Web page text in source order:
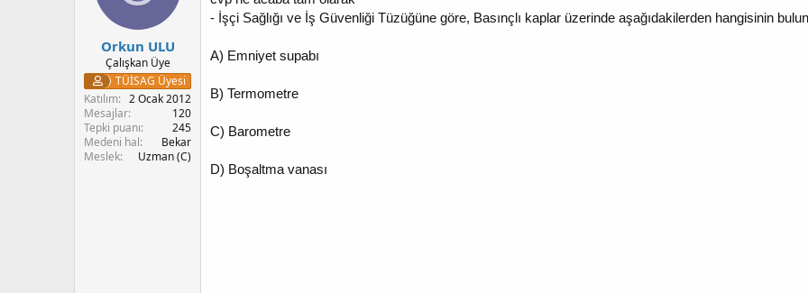
r
:
Orkun ULU
Çalışkan Üye
TÜİSAG Üyesi
Katılım
2 Ocak 2012
Mesajlar
120
Tepki puanı
245
Medeni hal
Bekar
Meslek
Uzman (C)
- İşçi Sağlığı ve İş Güvenliği Tüzüğüne göre, Basınçlı kaplar üzerinde aşağıdakilerden hangisinin
A) Emniyet supabı
B) Termometre
C) Barometre
D) Boşaltma vanası